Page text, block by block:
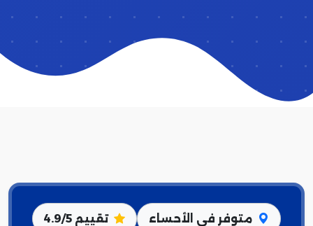
متوفر في الأحساء تقييم 4.9/5